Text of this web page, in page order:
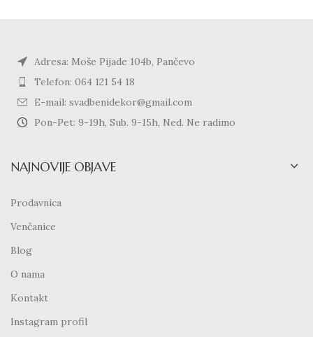
Adresa: Moše Pijade 104b, Pančevo
Telefon: 064 121 54 18
E-mail: svadbenidekor@gmail.com
Pon-Pet: 9-19h, Sub. 9-15h, Ned. Ne radimo
NAJNOVIJE OBJAVE
Prodavnica
Venčanice
Blog
O nama
Kontakt
Instagram profil